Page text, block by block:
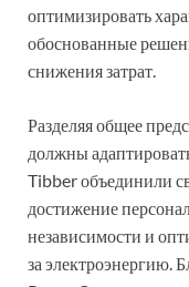
оптимизировать
обоснованные
снижения затрат.
Разделяя общее
должны
Tibber объединили
достижение
независимости и
за электроэнергию.